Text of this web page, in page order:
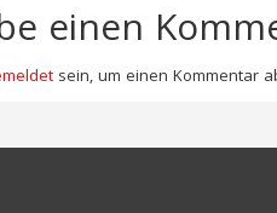
einen
sein, um einen Kommentar